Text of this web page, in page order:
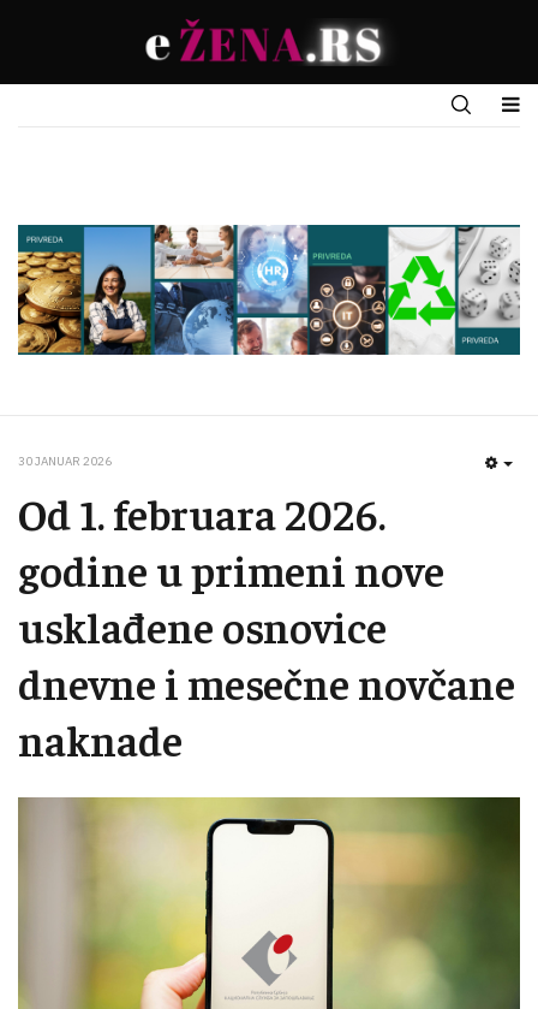
30 JANUAR 2026
Od 1. februara 2026.
godine u primeni nove
usklađene osnovice
dnevne i mesečne novčane
naknade